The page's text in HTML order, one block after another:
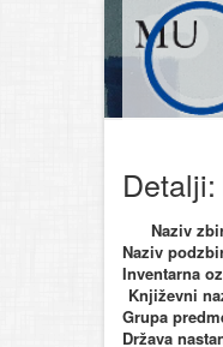
Detalji:
Naziv
Naziv
Književni
Grupa